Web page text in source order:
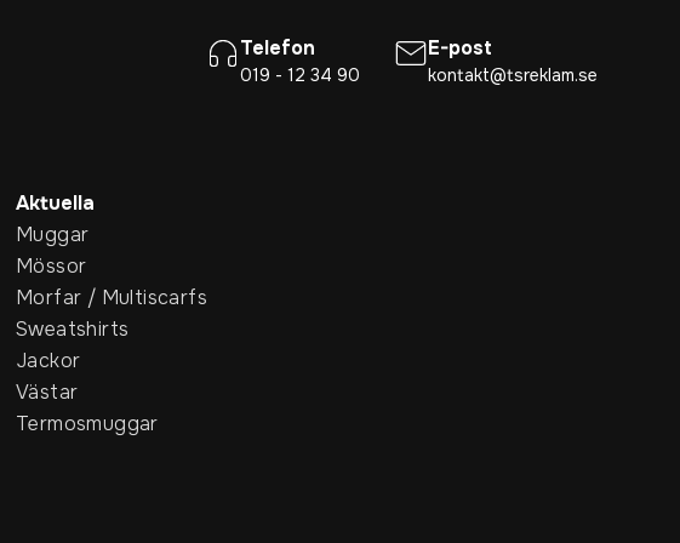
Telefon
019 - 12 34 90
E-post
kontakt@tsreklam.se
Aktuella
Muggar
Mössor
Morfar / Multiscarfs
Sweatshirts
Jackor
Västar
Termosmuggar